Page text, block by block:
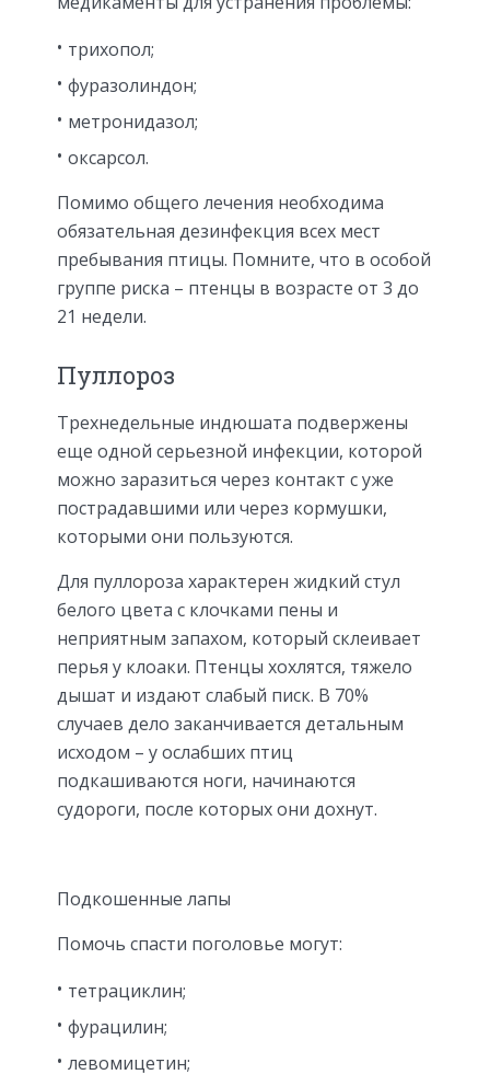
трихопол;
фуразолиндон;
метронидазол;
оксарсол.
Помимо общего лечения необходима
обязательная дезинфекция всех мест
пребывания птицы. Помните, что в особой
группе риска – птенцы в возрасте от 3 до
21 недели.
Пуллороз
Трехнедельные индюшата подвержены
еще одной серьезной инфекции, которой
можно заразиться через контакт с уже
пострадавшими или через кормушки,
которыми они пользуются.
Для пуллороза характерен жидкий стул
белого цвета с клочками пены и
неприятным запахом, который склеивает
перья у клоаки. Птенцы хохлятся, тяжело
дышат и издают слабый писк. В 70%
случаев дело заканчивается детальным
исходом – у ослабших птиц
подкашиваются ноги, начинаются
судороги, после которых они дохнут.
Подкошенные лапы
Помочь спасти поголовье могут:
тетрациклин;
фурацилин;
левомицетин;